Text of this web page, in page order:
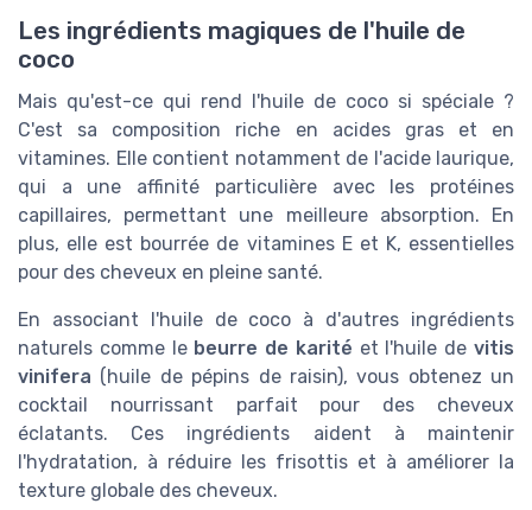
Les ingrédients magiques de l'huile de
coco
Mais qu'est-ce qui rend l'huile de coco si spéciale ?
C'est sa composition riche en acides gras et en
vitamines. Elle contient notamment de l'acide laurique,
qui a une affinité particulière avec les protéines
capillaires, permettant une meilleure absorption. En
plus, elle est bourrée de vitamines E et K, essentielles
pour des cheveux en pleine santé.
En associant l'huile de coco à d'autres ingrédients
naturels comme le beurre de karité et l'huile devitis
vinifera (huile de pépins de raisin), vous obtenez un
cocktail nourrissant parfait pour des cheveux
éclatants. Ces ingrédients aident à maintenir
l'hydratation, à réduire les frisottis et à améliorer la
texture globale des cheveux.